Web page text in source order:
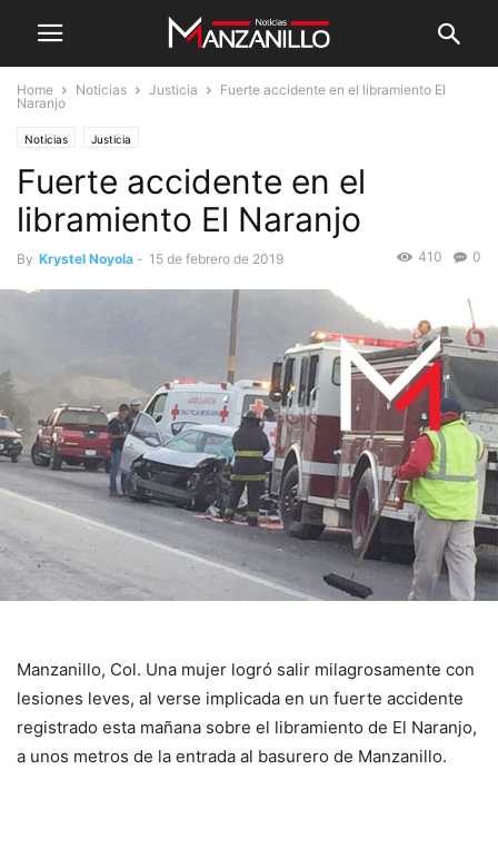
Home Noticias Justicia
Fuerte accidente en el libramiento El
Naranjo
Noticias Justicia
Fuerte accidente en el
libramiento El Naranjo
By Krystel Noyola - 15 de febrero de 2019 0
410
Manzanillo, Col. Una mujer logró salir milagrosamente con
lesiones leves, al verse implicada en un fuerte accidente
registrado esta mañana sobre el libramiento de El Naranjo,
a unos metros de la entrada al basurero de Manzanillo.